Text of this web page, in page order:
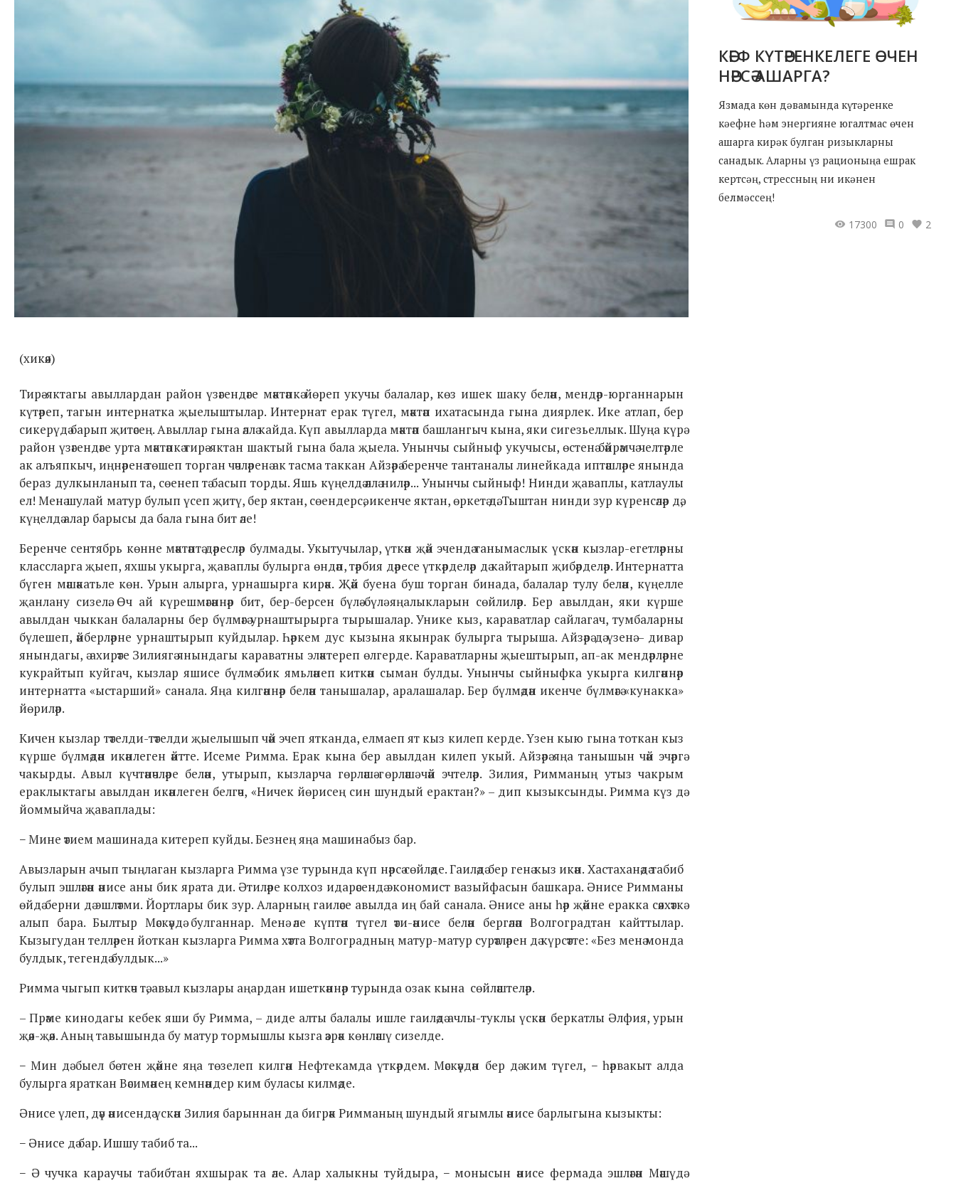
(хикәя)
Тирә-яктагы авыллардан район үзәгендәге мәктәпкә йөреп укучы балалар, көз ишек шаку белән, мендәр-юрганнарын
күтәреп, тагын интернатка җыелыштылар. Интернат ерак түгел, мәктәп ихатасында гына диярлек. Ике атлап, бер
сикерүдә барып җитәсең. Авыллар гына әллә кайда. Күп авылларда мәктәп башлангыч кына, яки сигезьеллык. Шуңа күрә
район үзәгендәге урта мәктәпкә тирә-яктан шактый гына бала җыела. Унынчы сыйныф укучысы, өстенә бәйрәмчә челтәрле
ак алъяпкыч, иңнәренә төшеп торган чәчләренә ак тасма таккан Айзәрә беренче тантаналы линейкада иптәшләре янында
бераз дулкынланып та, сөенеп тә басып торды. Яшь күңелдә әллә ниләр... Унынчы сыйныф! Нинди җаваплы, катлаулы
ел! Менә шулай матур булып үсеп җитү, бер яктан, сөендерсә, икенче яктан, өркетә дә. Тыштан нинди зур күренсәләр дә,
күңелдә алар барысы да бала гына бит әле!
Беренче сентябрь көнне мәктәптә дәресләр булмады. Укытучылар, үткән җәй эчендә танымаслык үскән кызлар-егетләрны
классларга җыеп, яхшы укырга, җаваплы булырга өндәп, тәрбия дәресе үткәрделәр дә кайтарып җибәрделәр. Интернатта
бүген мәшәкатьле көн. Урын алырга, урнашырга кирәк. Җәй буена буш торган бинада, балалар тулу белән, күңелле
җанлану сизелә. Өч ай күрешмәгәннәр бит, бер-берсен бүлә-бүлә яңалыкларын сөйлиләр. Бер авылдан, яки күрше
авылдан чыккан балаларны бер бүлмәгә урнаштырырга тырышалар. Унике кыз, караватлар сайлагач, тумбаларны
бүлешеп, әйберләрне урнаштырып куйдылар. Һәркем дус кызына якынрак булырга тырыша. Айзәрә дә үзенә – дивар
янындагы, ә ахирәте Зилиягә янындагы караватны эләктереп өлгерде. Караватларны җыештырып, ап-ак мендәрләрне
кукрайтып куйгач, кызлар яшисе бүлмә бик ямьләнеп киткән сыман булды. Унынчы сыйныфка укырга килгәннәр
интернатта «ыстарший» санала. Яңа килгәннәр белән танышалар, аралашалар. Бер бүлмәдән икенче бүлмәгә «кунакка»
йөриләр.
Кичен кызлар тәтелди-тәтелди җыелышып чәй эчеп ятканда, елмаеп ят кыз килеп керде. Үзен кыю гына тоткан кыз
күрше бүлмәдән икәнлеген әйтте. Исеме Римма. Ерак кына бер авылдан килеп укый. Айзәрә яңа танышын чәй эчәргә
чакырды. Авыл күчтәнәчләре белән, утырып, кызларча гөрләшә-гөрләшә чәй эчтеләр. Зилия, Римманың утыз чакрым
ераклыктагы авылдан икәнлеген белгәч, «Ничек йөрисең син шундый ерактан?» – дип кызыксынды. Римма күз дә
йоммыйча җаваплады:
− Мине әтием машинада китереп куйды. Безнең яңа машинабыз бар.
Авызларын ачып тыңлаган кызларга Римма үзе турында күп нәрсә сөйләде. Гаиләдә бер генә кыз икән. Хастаханәдә табиб
булып эшләгән әнисе аны бик ярата ди. Әтиләре колхоз идарәсендә экономист вазыйфасын башкара. Әнисе Римманы
өйдә берни дә эшләтми. Йортлары бик зур. Аларның гаиләсе авылда иң бай санала. Әнисе аны һәр җәйне еракка сәяхәткә
алып бара. Былтыр Мәскәүдә булганнар. Менә әле күптән түгел әти-әнисе белән бергәләп Волгоградтан кайттылар.
Кызыгудан телләрен йоткан кызларга Римма хәтта Волгоградның матур-матур сурәтләрен дә күрсәтте: «Без менә монда
булдык, тегендә булдык...»
Римма чыгып киткәч тә, авыл кызлары аңардан ишеткәннәр турында озак кына сөйләштеләр.
– Прәме кинодагы кебек яши бу Римма, – диде алты балалы ишле гаиләдә ачлы-туклы үскән беркатлы Әлфия, урын
җәя-җәя. Аның тавышында бу матур тормышлы кызга әзрәк көнләшү сизелде.
− Мин дә быел бөтен җәйне яңа төзелеп килгән Нефтекамда үткәрдем. Мәскәүдән бер дә ким түгел, − һәрвакыт алда
булырга яраткан Вәсимәнең кемнәндер ким буласы килмәде.
Әнисе үлеп, дәү әнисендә үскән Зилия барыннан да бигрәк Римманың шундый ягымлы әнисе барлыгына кызыкты:
− Әнисе дә бар. Ишшу табиб та...
− Ә чучка караучы табибтан яхшырак та әле. Алар халыкны туйдыра, − монысын әнисе фермада эшләгән Мәшүдә
КӘЕФ КҮТӘРЕНКЕЛЕГЕ ӨЧЕН
НӘРСӘ АШАРГА?
Язмада көн дәвамында күтәренке
кәефне һәм энергияне югалтмас өчен
ашарга кирәк булган ризыкларны
санадык. Аларны үз рационыңа ешрак
кертсәң, стрессның ни икәнен
белмәссең!
17300
0 2